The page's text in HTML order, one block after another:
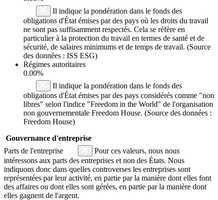
Il indique la pondération dans le fonds des
obligations d'État émises par des pays où les droits du travail
ne sont pas suffisamment respectés. Cela se réfère en
particulier à la protection du travail en termes de santé et de
sécurité, de salaires minimums et de temps de travail. (Source
des données : ISS ESG)
Régimes autoritaires
0.00%
Il indique la pondération dans le fonds des
obligations d'État émises par des pays considérés comme "non
libres" selon l'indice "Freedom in the World" de l'organisation
non gouvernementale Freedom House. (Source des données :
Freedom House)
Gouvernance d'entreprise
Parts de l'entreprise
Pour ces valeurs, nous nous
intéressons aux parts des entreprises et non des États. Nous
indiquons donc dans quelles controverses les entreprises sont
représentées par leur activité, en partie par la manière dont elles font
des affaires ou dont elles sont gérées, en partie par la manière dont
elles gagnent de l'argent.